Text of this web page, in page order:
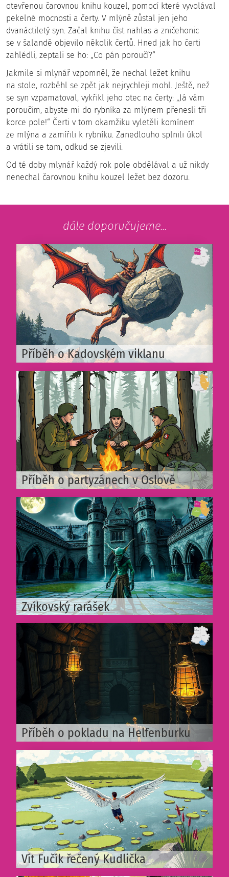
otevřenou čarovnou knihu kouzel, pomocí které vyvolával
pekelné mocnosti a čerty. V mlýně zůstal jen jeho
dvanáctiletý syn. Začal knihu číst nahlas a zničehonic
se v šalandě objevilo několik čertů. Hned jak ho čerti
zahlédli, zeptali se ho: „Co pán poroučí?“
Jakmile si mlynář vzpomněl, že nechal ležet knihu
na stole, rozběhl se zpět jak nejrychleji mohl. Ještě, než
se syn vzpamatoval, vykřikl jeho otec na čerty: „Já vám
poroučím, abyste mi do rybníka za mlýnem přenesli tři
korce pole!“ Čerti v tom okamžiku vyletěli komínem
ze mlýna a zamířili k rybníku. Zanedlouho splnili úkol
a vrátili se tam, odkud se zjevili.
Od té doby mlynář každý rok pole obdělával a už nikdy
nenechal čarovnou knihu kouzel ležet bez dozoru.
dále doporučujeme...
Příběh o Kadovském viklanu
Příběh o partyzánech v Oslově
Zvíkovský rarášek
Příběh o pokladu na Helfenburku
Vít Fučík řečený Kudlička